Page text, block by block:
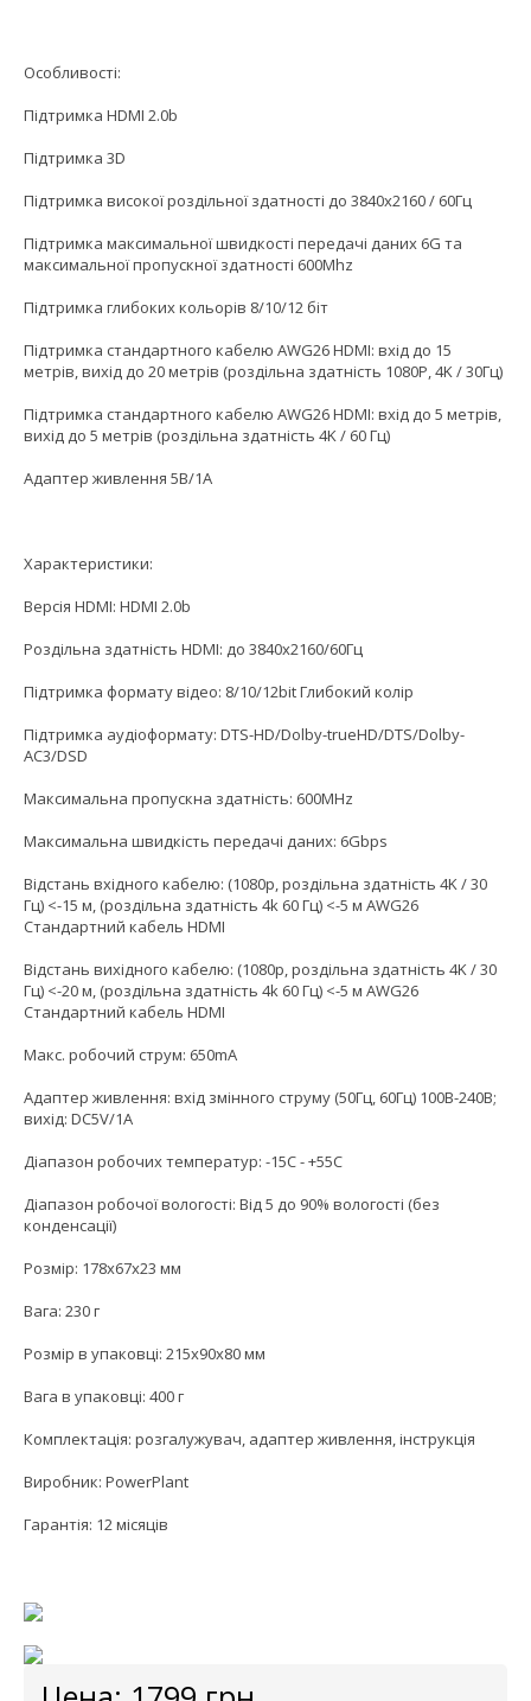
Особливості:
Підтримка HDMI 2.0b
Підтримка 3D
Підтримка високої роздільної здатності до 3840x2160 / 60Гц
Підтримка максимальної швидкості передачі даних 6G та
максимальної пропускної здатності 600Mhz
Підтримка глибоких кольорів 8/10/12 біт
Підтримка стандартного кабелю AWG26 HDMI: вхід до 15
метрів, вихід до 20 метрів (роздільна здатність 1080P, 4K / 30Гц)
Підтримка стандартного кабелю AWG26 HDMI: вхід до 5 метрів,
вихід до 5 метрів (роздільна здатність 4K / 60 Гц)
Адаптер живлення 5В/1А
Характеристики:
Версія HDMI: HDMI 2.0b
Роздільна здатність HDMI: до 3840x2160/60Гц
Підтримка формату відео: 8/10/12bit Глибокий колір
Підтримка аудіоформату: DTS-HD/Dolby-trueHD/DTS/Dolby-
AC3/DSD
Максимальна пропускна здатність: 600MHz
Максимальна швидкість передачі даних: 6Gbps
Відстань вхідного кабелю: (1080p, роздільна здатність 4K / 30
Гц) <-15 м, (роздільна здатність 4k 60 Гц) <-5 м AWG26
Стандартний кабель HDMI
Відстань вихідного кабелю: (1080p, роздільна здатність 4K / 30
Гц) <-20 м, (роздільна здатність 4k 60 Гц) <-5 м AWG26
Стандартний кабель HDMI
Макс. робочий струм: 650mA
Адаптер живлення: вхід змінного струму (50Гц, 60Гц) 100В-240В;
вихід: DC5V/1A
Діапазон робочих температур: -15С - +55С
Діапазон робочої вологості: Від 5 до 90% вологості (без
конденсації)
Розмір: 178x67x23 мм
Вага: 230 г
Розмір в упаковці: 215x90x80 мм
Вага в упаковці: 400 г
Комплектація: розгалужувач, адаптер живлення, інструкція
Виробник: PowerPlant
Гарантія: 12 місяців